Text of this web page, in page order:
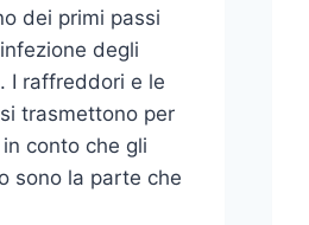
dei primi passi
degli
I raffreddori e le
trasmettono per
conto che gli
sono la parte che